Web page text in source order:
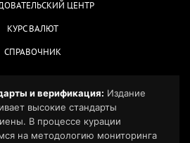
ЦЕНТР
КУРС ВАЛЮТ
СПРАВОЧНИК
и верификация: Издание
высокие стандарты
В процессе курации
на методологию мониторинга